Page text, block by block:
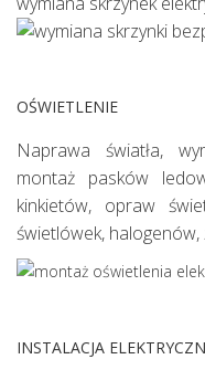
OŚWIETLENIE
Naprawa światła,
montaż pasków
kinkietów, opraw
świetlówek, halogenów,
INSTALACJA